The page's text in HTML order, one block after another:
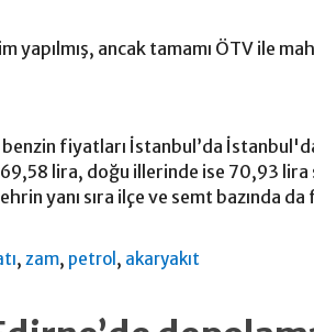
yapılmış, ancak tamamı ÖTV ile
benzin fiyatları İstanbul’da
lira, doğu illerinde ise 70,93 lira
yanı sıra ilçe ve semt bazında da
,zam, petrol , akaryakıt